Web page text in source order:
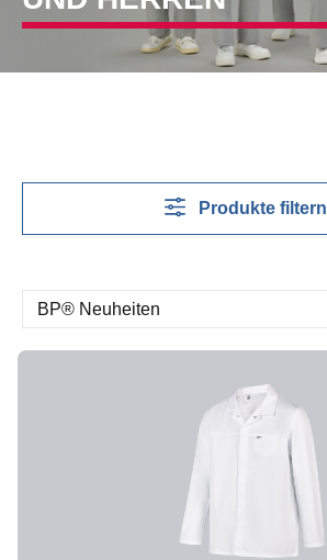
Produkte filtern